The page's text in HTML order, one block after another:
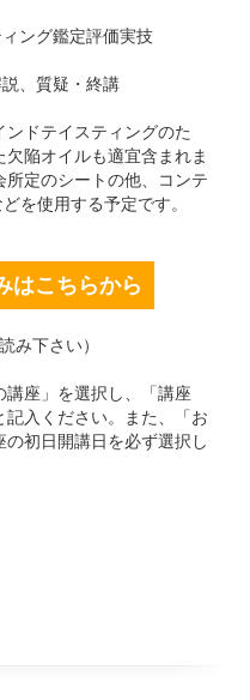
ング鑑定評価実技
、質疑・終講
ドテイスティングのた
陥オイルも適宜含まれま
定のシートの他、コンテ
を使用する予定です。
はこちらから
み下さい）
講座」を選択し、「講座
入ください。また、「お
初日開講日を必ず選択し